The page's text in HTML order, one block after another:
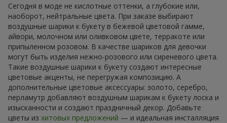
Сегодня в моде не кислотные оттенки, а глубокие или,
наоборот, нейтральные цвета. При заказе выбирают
воздушные шарики к букету в бежевой цветовой гамме,
айвори, молочном или оливковом цвете, терракоте или
припыленном розовом. В качестве шариков для девочки
могут быть изделия нежно-розового или сиреневого цвета.
Такие воздушные шарики к букету создают интересные
цветовые акценты, не перегружая композицию. А
дополнительные цветовые аксессуары: золото, серебро,
перламутр добавляют воздушным шарикам к букету лоска и
изысканности и создают праздничный декор. Добавьте
цветы из хитовых предложений — и идеальная инсталляция